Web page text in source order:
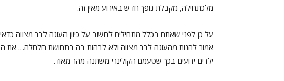
מלכתחילה, מקבלת נופך חדש באירוע מאין זה.
על כן לפני שאתם בכלל מתחילים לחשוב על כיוון העוגה לבר מצווה
אמור להנות מהעוגה לבר מצווה ולא לבהות בה בתחושת חלחלה… את
ילדים ידועים בכך שטעמם הקולינרי משתנה מהר מאוד.